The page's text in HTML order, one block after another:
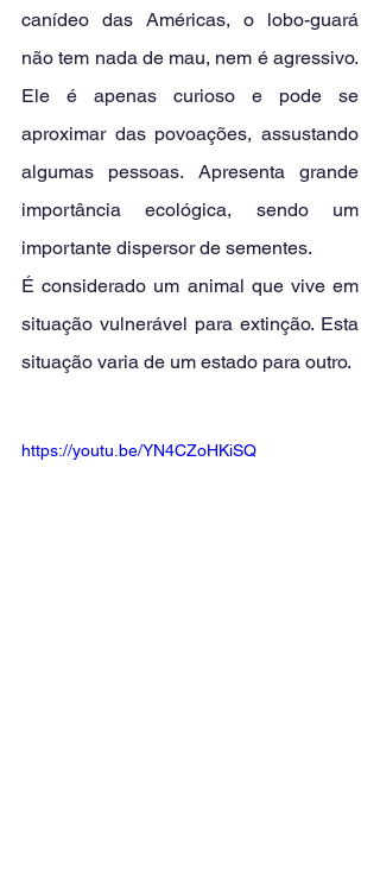
canídeo das Américas, o lobo-guará
não tem nada de mau, nem é agressivo.
Ele é apenas curioso e pode se
aproximar das povoações, assustando
algumas pessoas. Apresenta grande
importância ecológica, sendo um
importante dispersor de sementes.
É considerado um animal que vive em
situação vulnerável para extinção. Esta
situação varia de um estado para outro.
https://youtu.be/YN4CZoHKiSQ